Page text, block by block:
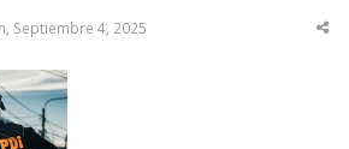
Septiembre 4, 2025